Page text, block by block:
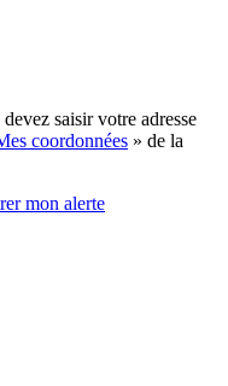
saisir votre adresse
coordonnées » de la
mon alerte